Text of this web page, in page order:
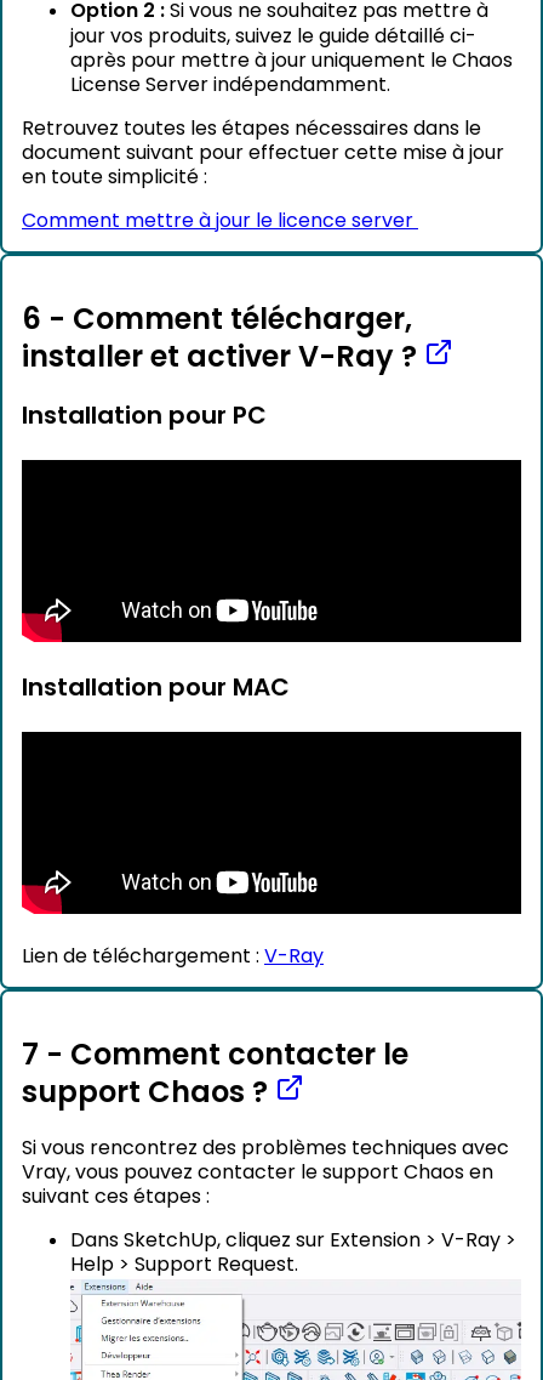
Option 2 : Si vous ne souhaitez pas mettre à
jour vos produits, suivez le guide détaillé ci-
après pour mettre à jour uniquement le Chaos
License Server indépendamment.
Retrouvez toutes les étapes nécessaires dans le
document suivant pour effectuer cette mise à jour
en toute simplicité :
Comment mettre à jour le licence server
6 - Comment télécharger,
installer et activer V-Ray ?
Installation pour PC
Installation pour MAC
Lien de téléchargement : V-Ray
7 - Comment contacter le
support Chaos ?
Si vous rencontrez des problèmes techniques avec
Vray, vous pouvez contacter le support Chaos en
suivant ces étapes :
Dans SketchUp, cliquez sur Extension > V-Ray >
Help > Support Request.